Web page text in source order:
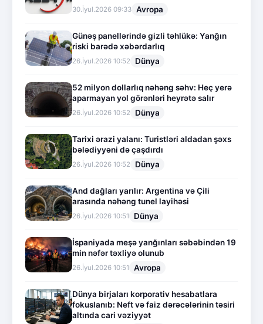
30.İyul.2026 09:33 Avropa
Günəş panellərində gizli təhlükə: Yanğın
riski barədə xəbərdarlıq
26.İyul.2026 10:52 Dünya
52 milyon dollarlıq nəhəng səhv: Heç yerə
aparmayan yol görənləri heyrətə salır
26.İyul.2026 10:52 Dünya
Tarixi ərazi yalanı: Turistləri aldadan şəxs
bələdiyyəni də çaşdırdı
26.İyul.2026 10:52 Dünya
And dağları yarılır: Argentina və Çili
arasında nəhəng tunel layihəsi
26.İyul.2026 10:51 Dünya
İspaniyada meşə yanğınları səbəbindən 19
min nəfər təxliyə olunub
26.İyul.2026 10:51 Avropa
Dünya birjaları korporativ hesabatlara
fokuslanıb: Neft və faiz dərəcələrinin təsiri
altında cari vəziyyət